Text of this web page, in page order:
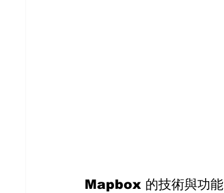
Mapbox 的技術與功能